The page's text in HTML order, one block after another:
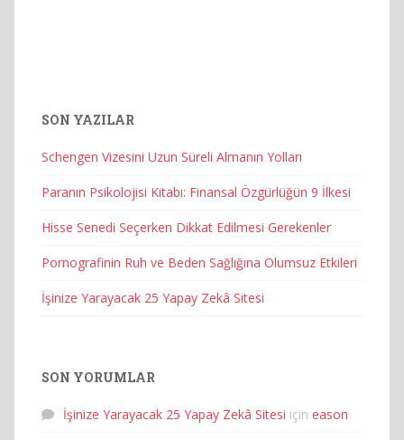
SON YAZILAR
Schengen Vizesini Uzun Süreli Almanın Yolları
Paranın Psikolojisi Kitabı: Finansal Özgürlüğün 9 İlkesi
Hisse Senedi Seçerken Dikkat Edilmesi Gerekenler
Pornografinin Ruh ve Beden Sağlığına Olumsuz Etkileri
İşinize Yarayacak 25 Yapay Zekâ Sitesi
SON YORUMLAR
İşinize Yarayacak 25 Yapay Zekâ Sitesi için eason